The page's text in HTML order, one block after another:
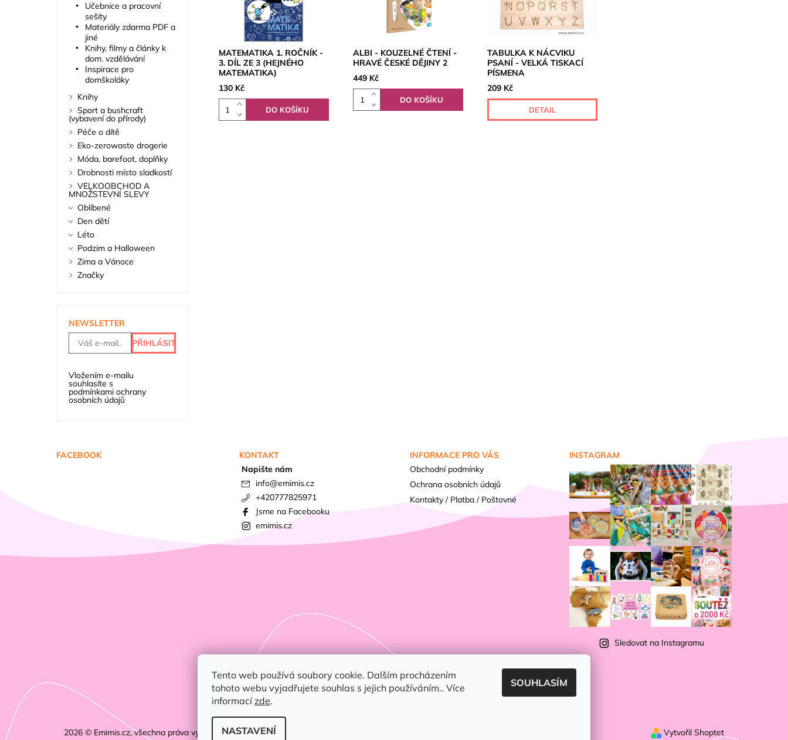
MATEMATIKA 1. ROČNÍK -
3. DÍL ZE 3 (HEJNÉHO
MATEMATIKA)
130 Kč
ALBI - KOUZELNÉ ČTENÍ -
HRAVÉ ČESKÉ DĚJINY 2
449 Kč
TABULKA K NÁCVIKU
PSANÍ - VELKÁ TISKACÍ
PÍSMENA
209 Kč
DETAIL
Učebnice a pracovní
sešity
Materiály zdarma PDF a
jiné
Knihy, filmy a články k
dom. vzdělávání
Inspirace pro
domškoláky
Knihy
Sport a bushcraft
(vybavení do přírody)
Péče o dítě
Eko-zerowaste drogerie
Móda, barefoot, doplňky
Drobnosti místo sladkostí
VELKOOBCHOD A
MNOŽSTEVNÍ SLEVY
Oblíbené
Den dětí
Léto
Podzim a Halloween
Zima a Vánoce
Značky
NEWSLETTER
Vložením e-mailu
souhlasíte s
podmínkami ochrany
osobních údajů
FACEBOOK
KONTAKT
Napište nám
info@emimis.cz
+420777825971
Jsme na Facebooku
emimis.cz
INFORMACE PRO VÁS
Obchodní podmínky
Ochrana osobních údajů
Kontakty / Platba / Poštovné
INSTAGRAM
Sledovat na Instagramu
2026 © Emimis.cz, všechna práva vyhrazena Vytvořil Shoptet
Tento web používá soubory cookie. Dalším procházením
tohoto webu vyjadřujete souhlas s jejich používáním.. Více
informacízde.
NASTAVENÍ
SOUHLASÍM